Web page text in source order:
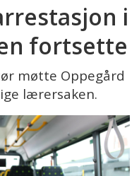
i
fortsette
møtte Oppegård
lærersaken.